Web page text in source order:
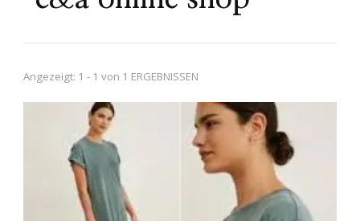
Angezeigt: 1 - 1 von 1 ERGEBNISSEN